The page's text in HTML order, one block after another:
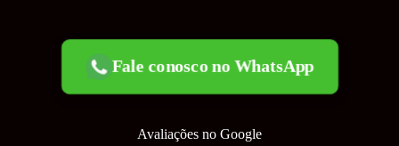
Fale conosco no WhatsApp
Avaliações no Google